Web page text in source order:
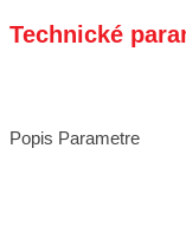
Technické
Popis Parametre